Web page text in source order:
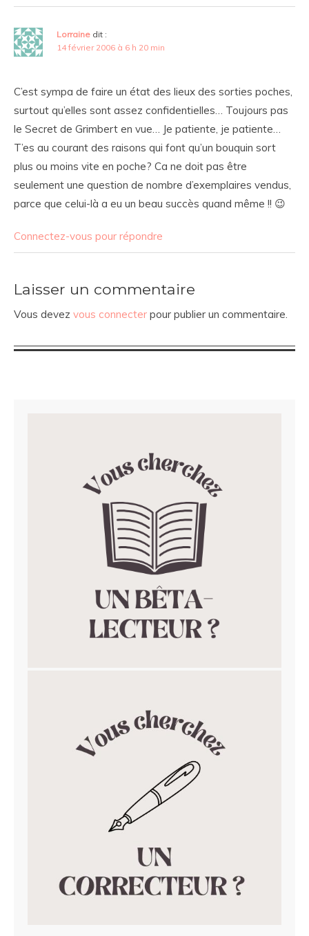
Lorraine dit :
14 février 2006 à 6 h 20 min
C’est sympa de faire un état des lieux des sorties poches,
surtout qu’elles sont assez confidentielles… Toujours pas
le Secret de Grimbert en vue… Je patiente, je patiente…
T’es au courant des raisons qui font qu’un bouquin sort
plus ou moins vite en poche? Ca ne doit pas être
seulement une question de nombre d’exemplaires vendus,
parce que celui-là a eu un beau succès quand même !! 😉
Connectez-vous pour répondre
Laisser un commentaire
Vous devez vous connecter pour publier un commentaire.